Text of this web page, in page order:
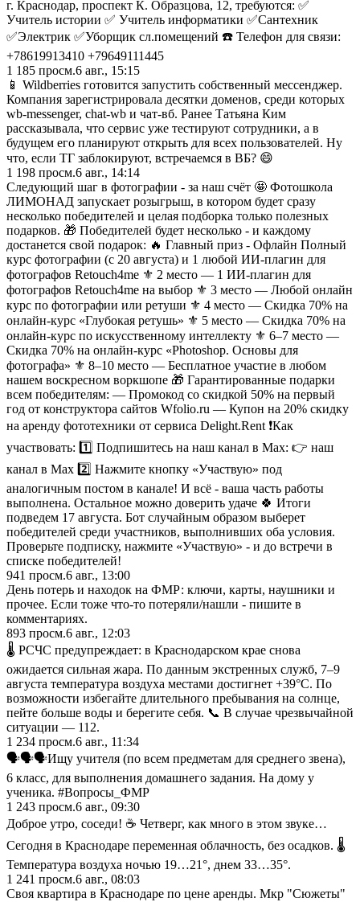
г. Краснодар, проспект К. Образцова, 12, требуются: ✅
Учитель истории ✅ Учитель информатики ✅Сантехник
✅Электрик ✅Уборщик сл.помещений ☎️ Телефон для связи:
+78619913410 +79649111445
1 185 просм.6 авг., 15:15
📱 Wildberries готовится запустить собственный мессенджер.
Компания зарегистрировала десятки доменов, среди которых
wb-messenger, chat-wb и чат-вб. Ранее Татьяна Ким
рассказывала, что сервис уже тестируют сотрудники, а в
будущем его планируют открыть для всех пользователей. Ну
что, если ТГ заблокируют, встречаемся в ВБ? 😄
1 198 просм.6 авг., 14:14
Следующий шаг в фотографии - за наш счёт 🤩 Фотошкола
ЛИМОНАД запускает розыгрыш, в котором будет сразу
несколько победителей и целая подборка только полезных
подарков. 🎁 Победителей будет несколько - и каждому
достанется свой подарок: 🔥 Главный приз - Офлайн Полный
курс фотографии (с 20 августа) и 1 любой ИИ‑плагин для
фотографов Retouch4me ⚜️ 2 место — 1 ИИ‑плагин для
фотографов Retouch4me на выбор ⚜️ 3 место — Любой онлайн
курс по фотографии или ретуши ⚜️ 4 место — Скидка 70% на
онлайн‑курс «Глубокая ретушь» ⚜️ 5 место — Скидка 70% на
онлайн‑курс по искусственному интеллекту ⚜️ 6–7 место —
Скидка 70% на онлайн‑курс «Photoshop. Основы для
фотографа» ⚜️ 8–10 место — Бесплатное участие в любом
нашем воскресном воркшопе 🎁 Гарантированные подарки
всем победителям: — Промокод со скидкой 50% на первый
год от конструктора сайтов Wfolio.ru — Купон на 20% скидку
на аренду фототехники от сервиса Delight.Rent ❗️Как
участвовать: 1️⃣ Подпишитесь на наш канал в Max: 👉 наш
канал в Max 2️⃣ Нажмите кнопку «Участвую» под
аналогичным постом в канале! И всё - ваша часть работы
выполнена. Остальное можно доверить удаче 🍀 Итоги
подведем 17 августа. Бот случайным образом выберет
победителей среди участников, выполнивших оба условия.
Проверьте подписку, нажмите «Участвую» - и до встречи в
списке победителей!
941 просм.6 авг., 13:00
День потерь и находок на ФМР: ключи, карты, наушники и
прочее. Если тоже что-то потеряли/нашли - пишите в
комментариях.
893 просм.6 авг., 12:03
🌡️ РСЧС предупреждает: в Краснодарском крае снова
ожидается сильная жара. По данным экстренных служб, 7–9
августа температура воздуха местами достигнет +39°C. По
возможности избегайте длительного пребывания на солнце,
пейте больше воды и берегите себя. 📞 В случае чрезвычайной
ситуации — 112.
1 234 просм.6 авг., 11:34
🗣️🗣️🗣️Ищу учителя (по всем предметам для среднего звена),
6 класс, для выполнения домашнего задания. На дому у
ученика. #Вопросы_ФМР
1 243 просм.6 авг., 09:30
Доброе утро, соседи! ☕️ Четверг, как много в этом звуке…
Сегодня в Краснодаре переменная облачность, без осадков. 🌡
Температура воздуха ночью 19…21°, днем 33…35°.
1 241 просм.6 авг., 08:03
Своя квартира в Краснодаре по цене аренды. Мкр "Сюжеты"